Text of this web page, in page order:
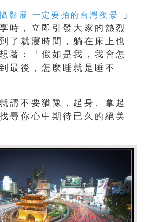
影展 一定要拍的台灣夜景
」
時，立即引發大家的熱烈
了就寢時間，躺在床上也
著：「假如是我，我會怎
最後，怎麼睡就是睡不
請不要猶豫，起身、拿起
尋你心中期待已久的絕美